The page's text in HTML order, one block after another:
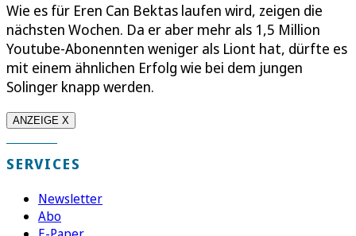
Wie es für Eren Can Bektas laufen wird, zeigen die
nächsten Wochen. Da er aber mehr als 1,5 Million
Youtube-Abonennten weniger als Liont hat, dürfte es
mit einem ähnlichen Erfolg wie bei dem jungen
Solinger knapp werden.
ANZEIGE X
SERVICES
Newsletter
Abo